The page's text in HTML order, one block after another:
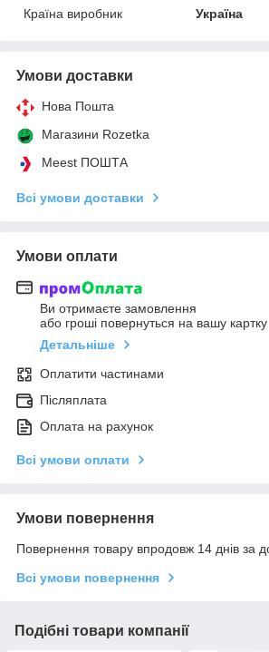
Країна виробник
Україна
Умови доставки
Нова Пошта
Магазини Rozetka
Meest ПОШТА
Всі умови доставки
Умови оплати
Ви отримаєте замовлення
або гроші повернуться на вашу картку
Детальніше
Оплатити частинами
Післяплата
Оплата на рахунок
Всі умови оплати
Умови повернення
Повернення товару впродовж 14 днів за
Всі умови повернення
Подібні товари компанії